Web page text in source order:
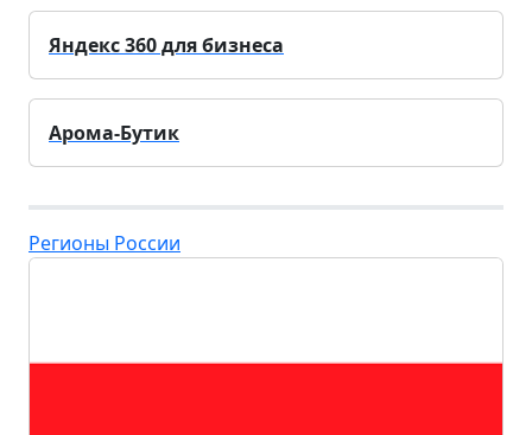
Яндекс 360 для бизнеса
Арома-Бутик
Регионы России